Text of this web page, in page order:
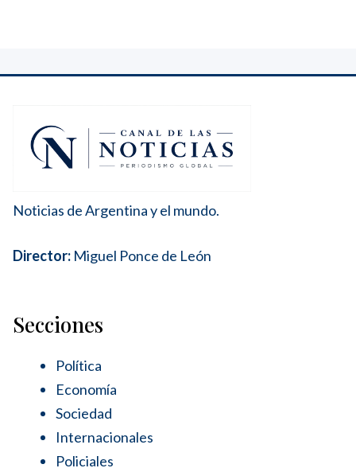
Noticias de Argentina y el mundo.
Director: Miguel Ponce de León
Secciones
Política
Economía
Sociedad
Internacionales
Policiales